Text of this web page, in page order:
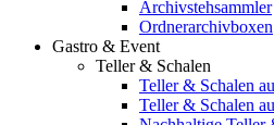
Archivstehsammler
Ordnerarchivboxen
Gastro & Event
Teller & Schalen
Teller & Schalen
Teller & Schalen